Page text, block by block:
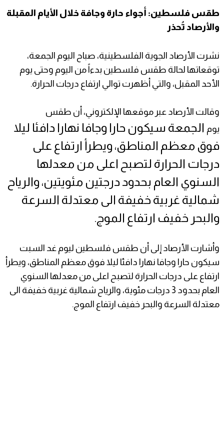
طقس فلسطين: أجواء حارة وجافة خلال الأيام المقبلة
والأرصاد تُحذر
نشرت الأرصاد الجوية الفلسطينية، صباح اليوم الجمعة،
توقعاتها لحالة طقس فلسطين بدءاً من اليوم وحتى يوم
الأحد المقبل، والتي أظهرت توالي ارتفاع درجات الحرارة.
وقالت الأرصاد عبر موقعها الإلكتروني، أن طقس
يوم الجمعة سيكون حارا وجافا نهارا دافئا ليلا
فوق معظم المناطق، ويطرأ ارتفاع على
درجات الحرارة لتصبح اعلى من معدلها
السنوي العام بحدود درجتين مئويتين، والرياح
شمالية غربية خفيفة الى معتدلة السرعة
والبحر خفيف ارتفاع الموج.
وأشارت الأرصاد إلى أن طقس فلسطين ليوم غد السبت
سيكون حارا وجافا نهارا دافئا ليلا فوق معظم المناطق، ويطرأ
ارتفاع على درجات الحرارة لتصبح اعلى من معدلها السنوي
العام بحدود 3 درجات مئوية، والرياح شمالية غربية خفيفة الى
معتدلة السرعة والبحر خفيف ارتفاع الموج.